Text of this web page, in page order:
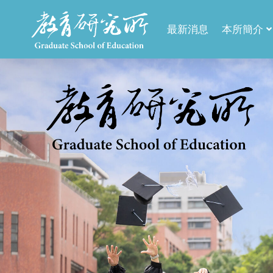
最新消息 本所簡介